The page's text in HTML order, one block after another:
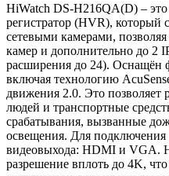
HiWatch DS-H216QA(D) –
регистратор (HVR), который
сетевыми камерами,
камер и дополнительно до 2
расширения до 24). Оснащён
включая технологию
движения 2.0. Это позволяет
людей и транспортные
срабатывания, вызванные
освещения. Для
видеовыхода: HDMI и VGA.
разрешение вплоть до 4K,